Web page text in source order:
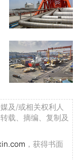
及/或相关权利人
载、摘编、复制及
，获得书面